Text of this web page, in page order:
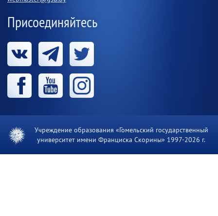
Присоединяйтесь
Учреждение образования «Гомельский государственный
университет имени Франциска Скорины» 1997-2026 г.